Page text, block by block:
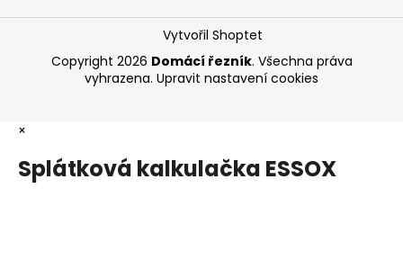
Vytvořil Shoptet
Copyright 2026 Domácí řezník. Všechna práva
vyhrazena. Upravit nastavení cookies
×
Splátková kalkulačka ESSOX